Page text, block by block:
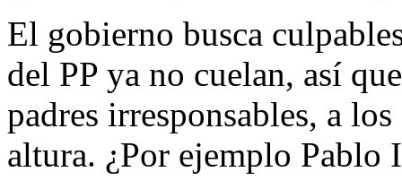
El gobierno busca
del PP ya no cuelan, así
padres irresponsables, a
altura. ¿Por ejemplo Pablo